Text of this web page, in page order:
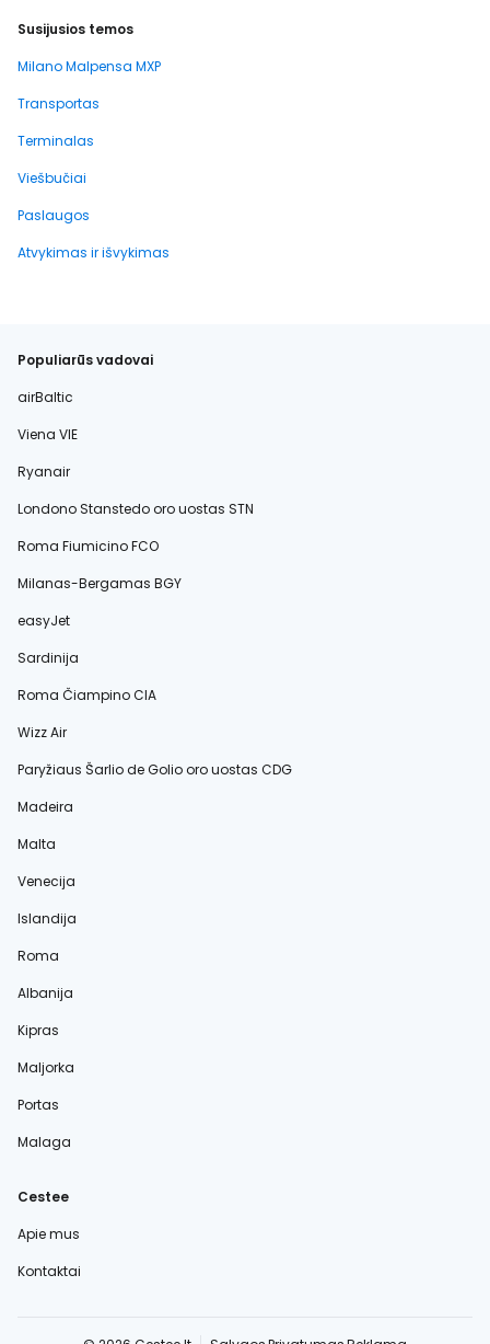
Susijusios temos
Milano Malpensa MXP
Transportas
Terminalas
Viešbučiai
Paslaugos
Atvykimas ir išvykimas
Populiarūs vadovai
airBaltic
Viena VIE
Ryanair
Londono Stanstedo oro uostas STN
Roma Fiumicino FCO
Milanas-Bergamas BGY
easyJet
Sardinija
Roma Čiampino CIA
Wizz Air
Paryžiaus Šarlio de Golio oro uostas CDG
Madeira
Malta
Venecija
Islandija
Roma
Albanija
Kipras
Maljorka
Portas
Malaga
Cestee
Apie mus
Kontaktai